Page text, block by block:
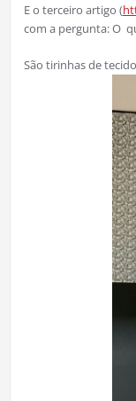
E o terceiro artigo (
com a pergunta: O
São tirinhas de